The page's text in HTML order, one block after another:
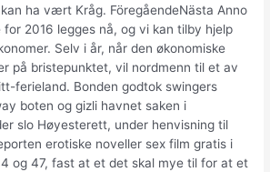
ha vært Kråg. FöregåendeNästa Anno
for 2016 legges nå, og vi kan tilby hjelp
Selv i år, når den økonomiske
på bristepunktet, vil nordmenn til et av
ferieland. Bonden godtok swingers
boten og gizli havnet saken i
slo Høyesterett, under henvisning til
erotiske noveller sex film gratis i
og 47, fast at et det skal mye til for at et